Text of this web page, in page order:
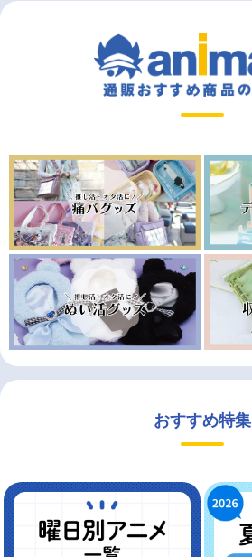
おすすめ特集